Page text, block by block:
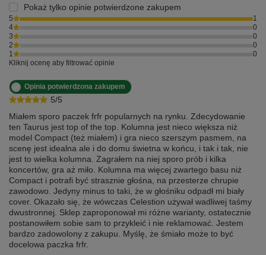
Pokaż tylko opinie potwierdzone zakupem
5
1
4
0
3
0
2
0
1
0
Kliknij ocenę aby filtrować opinie
5/5
Opinia potwierdzona zakupem
Miałem sporo paczek frfr popularnych na rynku. Zdecydowanie
ten Taurus jest top of the top. Kolumna jest nieco większa niż
model Compact (też miałem) i gra nieco szerszym pasmem, na
scenę jest idealna ale i do domu świetna w końcu, i tak i tak, nie
jest to wielka kolumna. Zagrałem na niej sporo prób i kilka
koncertów, gra aż miło. Kolumna ma więcej zwartego basu niż
Compact i potrafi być strasznie głośna, na przesterze chrupie
zawodowo. Jedyny minus to taki, że w głośniku odpadł mi biały
cover. Okazało się, że wówczas Celestion używał wadliwej taśmy
dwustronnej. Sklep zaproponował mi różne warianty, ostatecznie
postanowiłem sobie sam to przykleić i nie reklamować. Jestem
bardzo zadowolony z zakupu. Myślę, że śmiało może to być
docelowa paczka frfr.